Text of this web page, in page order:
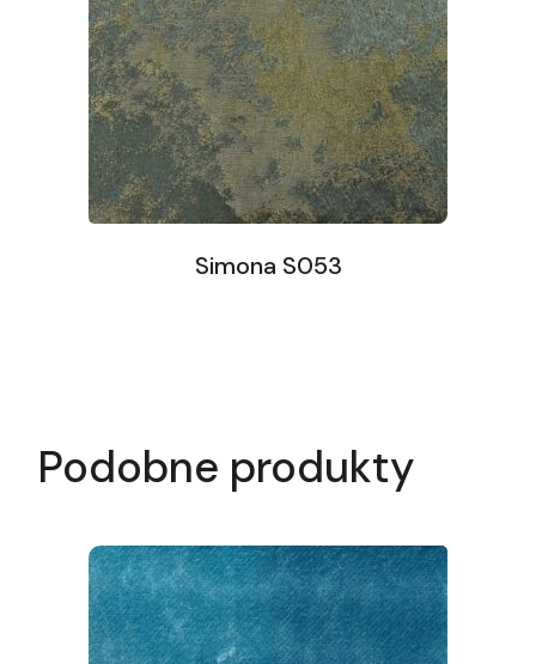
Simona S053
Podobne produkty